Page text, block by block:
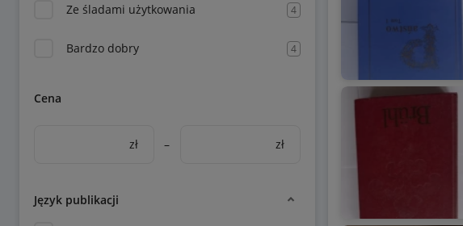
Ze śladami użytkowania 4
Bardzo dobry 4
Cena
zł – zł
Język publikacji